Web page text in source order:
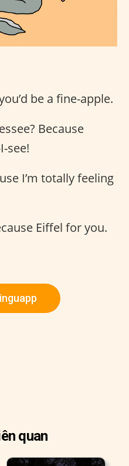
be a fine-apple.
Because
see!
I’m totally feeling
Eiffel for you.
quan